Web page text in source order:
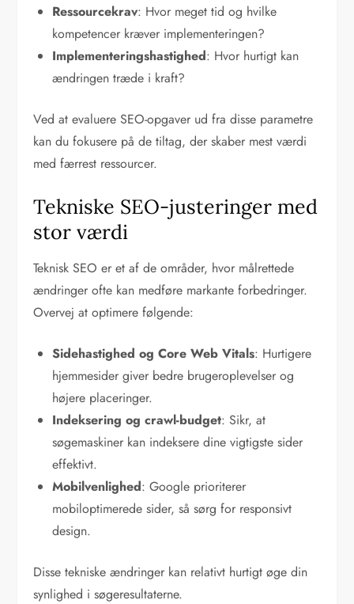
Ressourcekrav: Hvor meget tid og hvilke
kompetencer kræver implementeringen?
Implementeringshastighed: Hvor hurtigt kan
ændringen træde i kraft?
Ved at evaluere SEO-opgaver ud fra disse parametre
kan du fokusere på de tiltag, der skaber mest værdi
med færrest ressourcer.
Tekniske SEO-justeringer med
stor værdi
Teknisk SEO er et af de områder, hvor målrettede
ændringer ofte kan medføre markante forbedringer.
Overvej at optimere følgende:
Sidehastighed og Core Web Vitals: Hurtigere
hjemmesider giver bedre brugeroplevelser og
højere placeringer.
Indeksering og crawl-budget: Sikr, at
søgemaskiner kan indeksere dine vigtigste sider
effektivt.
Mobilvenlighed: Google prioriterer
mobiloptimerede sider, så sørg for responsivt
design.
Disse tekniske ændringer kan relativt hurtigt øge din
synlighed i søgeresultaterne.